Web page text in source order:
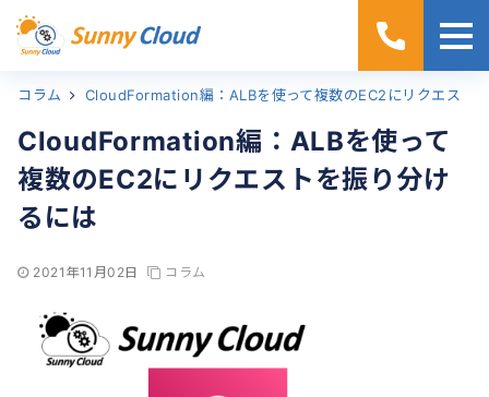
ホーム
コラム
CloudFormation編：ALBを使って
複数のEC2にリクエストを振り分け
るには
2021年11月02日 コラム